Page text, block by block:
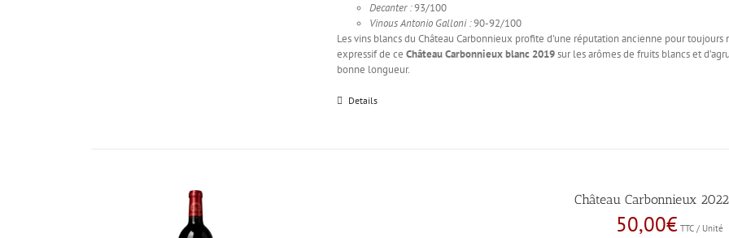
Decanter :93/100
Vinous Antonio Galloni :90-92/100
Les vins blancs du Château Carbonnieux profite d’une réputation ancienne pour
expressif de ceChâteau Carbonnieux blanc 2019sur les arômes de fruits blancs et
bonne longueur.
Details
Château Carbonnieux
50,00€ TTC / Unité